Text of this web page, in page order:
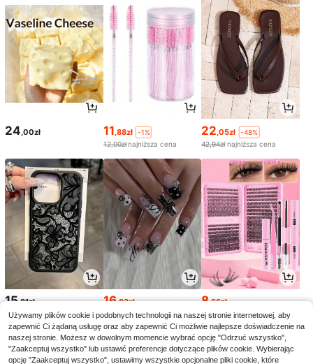
24 ,00zł 11 ,88zł
-1%
12,00złnajniższa cena
22 ,05zł
-48%
42,94zł najniższa cena
15,81zł 16,83zł
16,89złnajniższa cena
8,66zł
8,67złnajniższa cena
Używamy plików cookie i podobnych technologii na naszej stronie internetowej, aby
zapewnić Ci żądaną usługę oraz aby zapewnić Ci możliwie najlepsze doświadczenie na
naszej stronie. Możesz w dowolnym momencie wybrać opcję "Odrzuć wszystko",
"Zaakceptuj wszystko" lub ustawić preferencje dotyczące plików cookie. Wybierając
opcję "Zaakceptuj wszystko", ustawimy wszystkie opcjonalne pliki cookie, które